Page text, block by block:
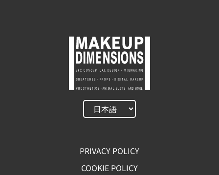
PRIVACY POLICY
COOKIE POLICY